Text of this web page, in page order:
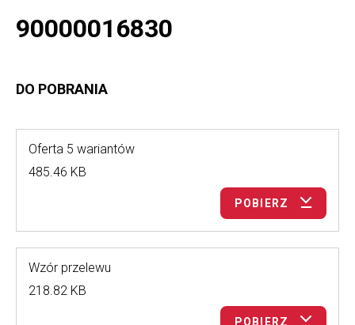
90000016830
DO POBRANIA
Oferta 5 wariantów
485.46 KB
POBIERZ
Wzór przelewu
218.82 KB
POBIERZ